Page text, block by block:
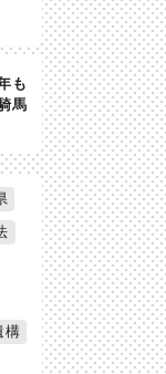
も
馬
構